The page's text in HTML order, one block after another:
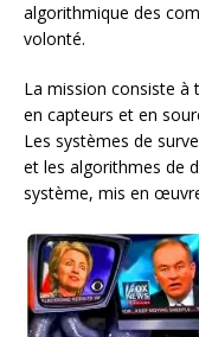
algorithmique des
volonté.
La mission consiste à
en capteurs et en
Les systèmes de
et les algorithmes de
système, mis en